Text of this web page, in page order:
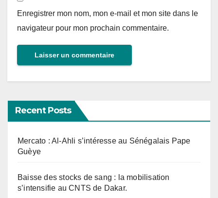
Enregistrer mon nom, mon e-mail et mon site dans le
navigateur pour mon prochain commentaire.
Recent Posts
Mercato : Al-Ahli s’intéresse au Sénégalais Pape
Guèye
Baisse des stocks de sang : la mobilisation
s’intensifie au CNTS de Dakar.